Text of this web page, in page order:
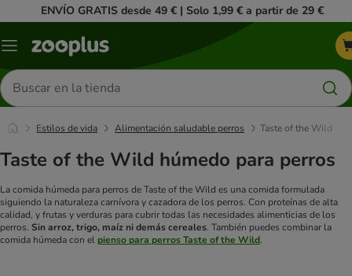
ENVÍO GRATIS desde 49 € | Solo 1,99 € a partir de 29 €
Menú
Buscar
productos
Estilos de vida Alimentación saludable perros Taste of the Wild
Taste of the Wild húmedo para perros
La comida húmeda para perros de Taste of the Wild es una comida formulada
siguiendo la naturaleza carnívora y cazadora de los perros. Con proteínas de alta
calidad, y frutas y verduras para cubrir todas las necesidades alimenticias de los
perros. Sin arroz, trigo, maíz ni demás cereales. También puedes combinar la
comida húmeda con elpienso para perros Taste of the Wild.